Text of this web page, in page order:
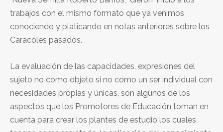
trabajos con el mismo formato que ya venimos
conociendo y platicando en notas anteriores sobre los
Caracoles pasados.
La evaluación de las capacidades, expresiones del
sujeto no como objeto si no como un ser individual con
necesidades propias y únicas, son algunos de los
aspectos que los Promotores de Educación toman en
cuenta para crear los plantes de estudio los cuales